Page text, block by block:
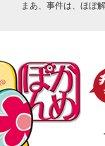
まあ、事件は、ほぼ